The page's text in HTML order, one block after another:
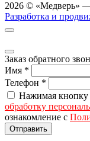
2026 © «Медверь» —
Разработка и
Заказ обратного
Имя *
Телефон *
Нажимая кнопку
обработку
ознакомление с